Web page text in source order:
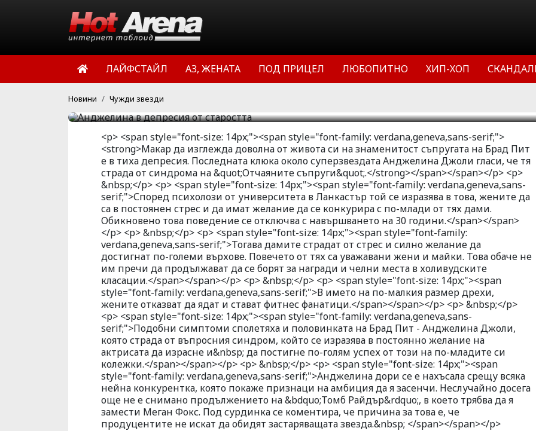
ЛАЙФСТАЙЛ АЗ, ЖЕНАТА ПОД ПРИЦЕЛ ЛЮБОПИТНО ХИП-ХОП
Новини Чужди звезди
от синдрома на Отчаяните съпруги. Според психолози от
университета в Ланкастър той се изразява в това, жените да
са в постоянен стрес и да имат желание да се конкурира с
по-млади от тях дами. Обикновено това поведение се
отключва с навършването на 30 години.
HotArena.net
<p> <span style="font-size: 14px;"><span style="font-family: verdana,geneva,sans-serif;">
<strong>Макар да изглежда доволна от живота си на знаменитост съпругата на Брад Пит
е в тиха депресия. Последната клюка около суперзвездата Анджелина Джоли гласи, че тя
страда от синдрома на &quot;Отчаяните съпруги&quot;.</strong></span></span></p> <p>
&nbsp;</p> <p> <span style="font-size: 14px;"><span style="font-family: verdana,geneva,sans-
serif;">Според психолози от университета в Ланкастър той се изразява в това, жените да
са в постоянен стрес и да имат желание да се конкурира с по-млади от тях дами.
Обикновено това поведение се отключва с навършването на 30 години.</span></span>
</p> <p> &nbsp;</p> <p> <span style="font-size: 14px;"><span style="font-family:
verdana,geneva,sans-serif;">Тогава дамите страдат от стрес и силно желание да
достигнат по-големи върхове. Повечето от тях са уважавани жени и майки. Това обаче не
им пречи да продължават да се борят за награди и челни места в холивудските
класации.</span></span></p> <p> &nbsp;</p> <p> <span style="font-size: 14px;"><span
style="font-family: verdana,geneva,sans-serif;">В името на по-малкия размер дрехи,
жените отказват да ядат и стават фитнес фанатици.</span></span></p> <p> &nbsp;</p>
<p> <span style="font-size: 14px;"><span style="font-family: verdana,geneva,sans-
serif;">Подобни симптоми сполетяха и половинката на Брад Пит - Анджелина Джоли,
която страда от въпросния синдром, който се изразява в постоянно желание на
актрисата да израсне и&nbsp; да постигне по-голям успех от този на по-младите си
колежки.</span></span></p> <p> &nbsp;</p> <p> <span style="font-size: 14px;"><span
style="font-family: verdana,geneva,sans-serif;">Анджелина дори се е нахъсала срещу всяка
нейна конкурентка, която покаже признаци на амбиция да я засенчи. Неслучайно досега
още не е снимано продължението на &bdquo;Томб Райдър&rdquo;, в което трябва да я
замести Меган Фокс. Под сурдинка се коментира, че причина за това е, че
продуцентите не искат да обидят застаряващата звезда.&nbsp; </span></span></p>